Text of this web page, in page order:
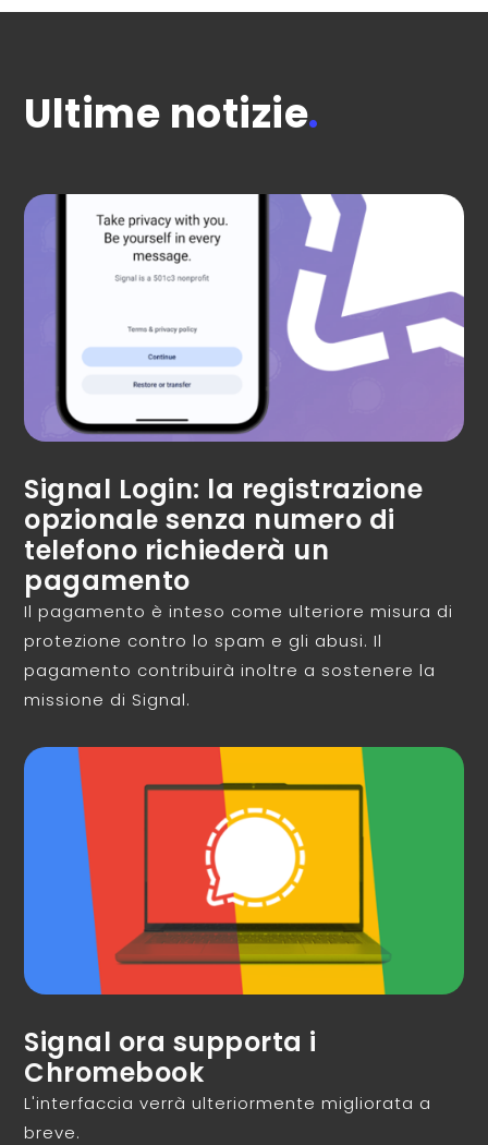
Ultime notizie.
Signal Login: la registrazione
opzionale senza numero di
telefono richiederà un
pagamento
Il pagamento è inteso come ulteriore misura di
protezione contro lo spam e gli abusi. Il
pagamento contribuirà inoltre a sostenere la
missione di Signal.
Signal ora supporta i
Chromebook
L'interfaccia verrà ulteriormente migliorata a
breve.